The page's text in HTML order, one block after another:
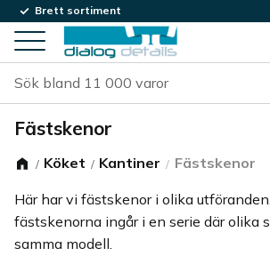
Meny
Brett sortiment
Fästskenor
Köket Kantiner Fästskenor
Här har vi fästskenor i olika
fästskenorna ingår i en serie där olika
samma modell.